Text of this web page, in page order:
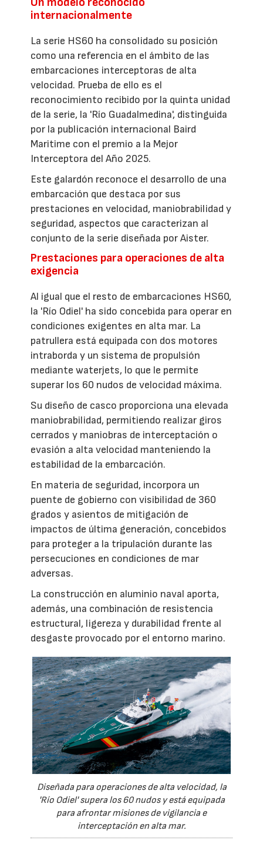
internacionalmente
La serie HS60 ha consolidado su posición
como una referencia en el ámbito de las
embarcaciones interceptoras de alta
velocidad. Prueba de ello es el
reconocimiento recibido por la quinta unidad
de la serie, la 'Río Guadalmedina', distinguida
por la publicación internacional Baird
Maritime con el premio a la Mejor
Interceptora del Año 2025.
Este galardón reconoce el desarrollo de una
embarcación que destaca por sus
prestaciones en velocidad, maniobrabilidad y
seguridad, aspectos que caracterizan al
conjunto de la serie diseñada por Aister.
Prestaciones para operaciones de alta
exigencia
Al igual que el resto de embarcaciones HS60,
la 'Río Odiel' ha sido concebida para operar en
condiciones exigentes en alta mar. La
patrullera está equipada con dos motores
intraborda y un sistema de propulsión
mediante waterjets, lo que le permite
superar los 60 nudos de velocidad máxima.
Su diseño de casco proporciona una elevada
maniobrabilidad, permitiendo realizar giros
cerrados y maniobras de interceptación o
evasión a alta velocidad manteniendo la
estabilidad de la embarcación.
En materia de seguridad, incorpora un
puente de gobierno con visibilidad de 360
grados y asientos de mitigación de
impactos de última generación, concebidos
para proteger a la tripulación durante las
persecuciones en condiciones de mar
adversas.
La construcción en aluminio naval aporta,
además, una combinación de resistencia
estructural, ligereza y durabilidad frente al
desgaste provocado por el entorno marino.
Diseñada para operaciones de alta velocidad, la
'Río Odiel' supera los 60 nudos y está equipada
para afrontar misiones de vigilancia e
interceptación en alta mar.